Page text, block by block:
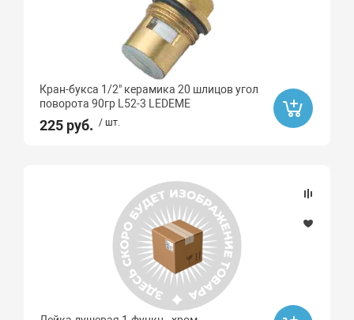
Кран-букса 1/2" керамика 20 шлицов угол
поворота 90гр L52-3 LEDEME
225 руб. / шт.